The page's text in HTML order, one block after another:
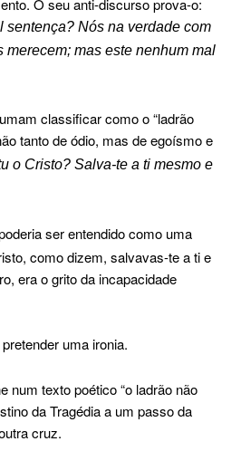
O seu anti-discurso prova-o:
sentença? Nós na verdade com
mas este nenhum mal
classificar como o “ladrão
tanto de ódio, mas de egoísmo e
o Cristo? Salva-te a ti mesmo e
ser entendido como uma
como dizem, salvavas-te a ti e
era o grito da incapacidade
uma ironia.
num texto poético “o ladrão não
da Tragédia a um passo da
cruz.